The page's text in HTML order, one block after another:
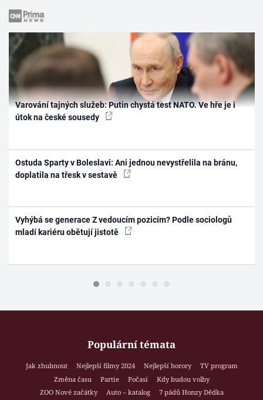
Varování tajných služeb: Putin chystá test NATO. Ve hře je i
útok na české sousedy
Ostuda Sparty v Boleslavi: Ani jednou nevystřelila na bránu,
doplatila na třesk v sestavě
Vyhýbá se generace Z vedoucím pozicím? Podle sociologů
mladí kariéru obětují jistotě
Populární témata
Jak zhubnout Nejlepší filmy 2024 Nejlepší horory
TV program
Změna času
Partie Počasí
Kdy budou volby
ZOO Nové začátky
Auto – katalog
7 pádů Honzy Dědka